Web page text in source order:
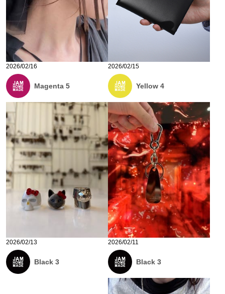
2026/02/16
Magenta 5
2026/02/15
Yellow 4
2026/02/13
Black 3
2026/02/11
Black 3